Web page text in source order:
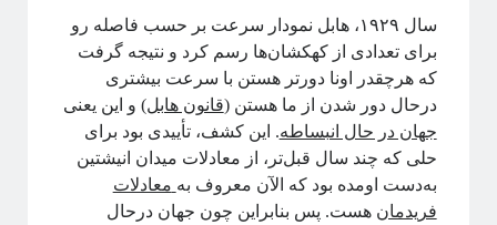
سال ۱۹۲۹، هابل نمودار سرعت بر حسب فاصله رو
برای تعدادی از کهکشان‌ها رسم کرد و نتیجه گرفت
که هرچقدر اونا دورتر هستن با سرعت بیشتری
درحال دور شدن از ما هستن (قانون هابل) و این یعنی
جهان در حال انبساطه. این کشف، تأییدی بود برای
حلی که چند سال قبل‌تر، از معادلات میدان انیشتین
به‌دست اومده بود که الآن معروف به معادلات
فریدمان هست. پس بنابراین چون جهان درحال